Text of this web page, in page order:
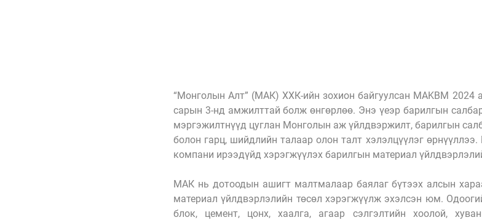
“Монголын Алт” (МАК) ХХК-ийн зохион байгуулсан MAKBM 2024
сарын 3-нд амжилттай болж өнгөрлөө. Энэ үеэр барилгын
мэргэжилтнүүд цуглан Монголын аж үйлдвэржилт, барилгын
болон гарц, шийдлийн талаар олон талт хэлэлцүүлэг
компани ирээдүйд хэрэгжүүлэх барилгын материал
МАК нь дотоодын ашигт малтмалаар баялаг бүтээх алсын
материал үйлдвэрлэлийн төсөл хэрэгжүүлж эхэлсэн юм.
блок, цемент, цонх, хаалга, агаар сэлгэлтийн хоолой,